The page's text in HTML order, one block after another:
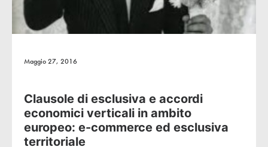
Maggio 27, 2016
Clausole di esclusiva e accordi
economici verticali in ambito
europeo: e-commerce ed esclusiva
territoriale